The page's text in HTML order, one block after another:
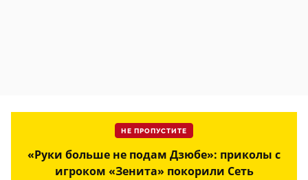
НЕ ПРОПУСТИТЕ
«Руки больше не подам Дзюбе»: приколы с
игроком «Зенита» покорили Сеть